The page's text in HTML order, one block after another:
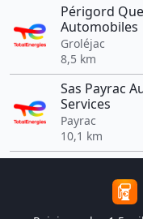
Périgord
Automobiles
Groléjac
8,5 km
Sas Payrac
Services
Payrac
10,1 km